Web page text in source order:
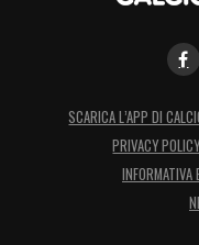
SCARICA L’APP DI
PRIVACY
INFORMATIVA